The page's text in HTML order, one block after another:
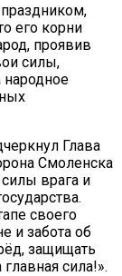
его корни
проявив
силы,
народное
Глава
Смоленска
врага и
своего
и забота об
защищать
сила!».